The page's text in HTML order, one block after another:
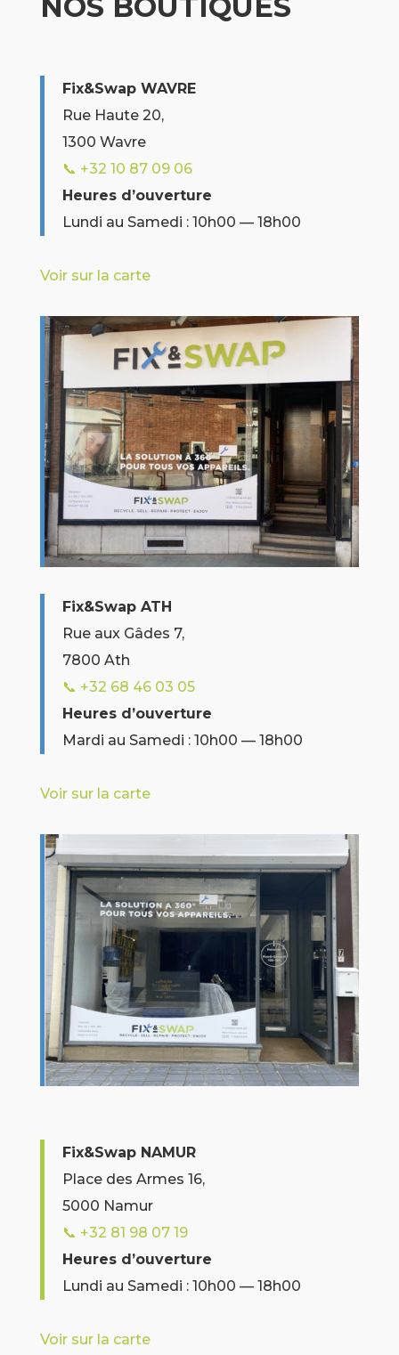
Fix&Swap WAVRE
Rue Haute 20,
1300 Wavre
📞 +32 10 87 09 06
Heures d’ouverture
Lundi au Samedi : 10h00 — 18h00
Voir sur la carte
Fix&Swap ATH
Rue aux Gâdes 7,
7800 Ath
📞 +32 68 46 03 05
Heures d’ouverture
Mardi au Samedi : 10h00 — 18h00
Voir sur la carte
Fix&Swap NAMUR
Place des Armes 16,
5000 Namur
📞 +32 81 98 07 19
Heures d’ouverture
Lundi au Samedi : 10h00 — 18h00
Voir sur la carte